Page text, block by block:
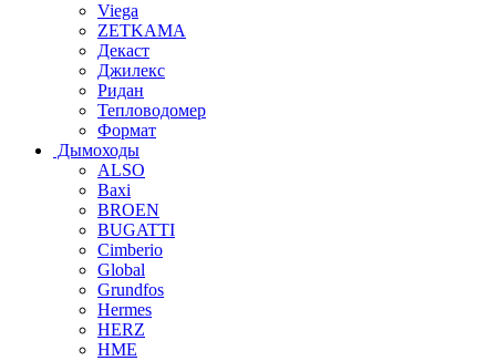
Viega
ZETKAMA
Декаст
Джилекс
Ридан
Тепловодомер
Формат
Дымоходы
ALSO
Baxi
BROEN
BUGATTI
Cimberio
Global
Grundfos
Hermes
HERZ
HME